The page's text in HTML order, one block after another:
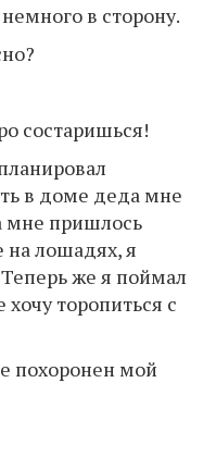
в сторону.
состаришься!
в доме деда мне
мне пришлось
на лошадях, я
же я поймал
торопиться с
похоронен мой